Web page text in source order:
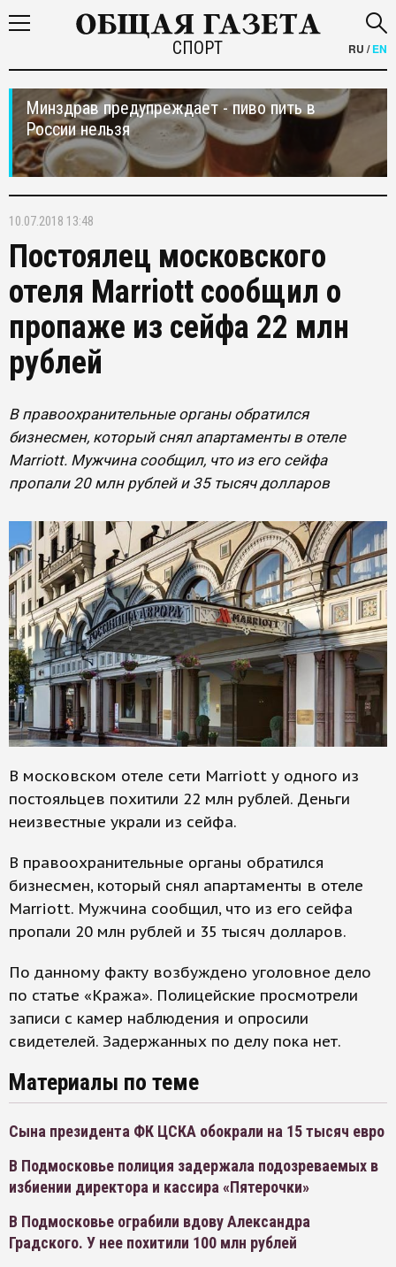
СПОРТ RU /EN
Минздрав предупреждает - пиво пить в
России нельзя
10.07.2018 13:48
Постоялец московского
отеля Marriott сообщил о
пропаже из сейфа 22 млн
рублей
В правоохранительные органы обратился
бизнесмен, который снял апартаменты в отеле
Marriott. Мужчина сообщил, что из его сейфа
пропали 20 млн рублей и 35 тысяч долларов
В московском отеле сети Marriott у одного из
постояльцев похитили 22 млн рублей. Деньги
неизвестные украли из сейфа.
В правоохранительные органы обратился
бизнесмен, который снял апартаменты в отеле
Marriott. Мужчина сообщил, что из его сейфа
пропали 20 млн рублей и 35 тысяч долларов.
По данному факту возбуждено уголовное дело
по статье «Кража». Полицейские просмотрели
записи с камер наблюдения и опросили
свидетелей. Задержанных по делу пока нет.
Материалы по теме
Сына президента ФК ЦСКА обокрали на 15 тысяч евро
В Подмосковье полиция задержала подозреваемых в
избиении директора и кассира «Пятерочки»
В Подмосковье ограбили вдову Александра
Градского. У нее похитили 100 млн рублей